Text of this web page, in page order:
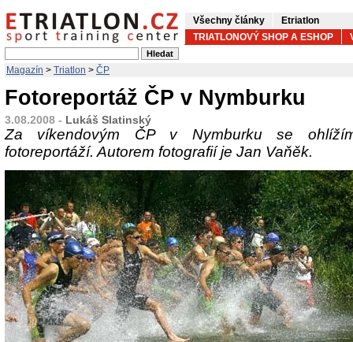
Všechny články
Etriatlon
TRIATLONOVÝ SHOP A ESHOP
Magazín > Triatlon > ČP
Fotoreportáž ČP v Nymburku
3.08.2008 - Lukáš Slatinský
Za víkendovým ČP v Nymburku se
fotoreportáží. Autorem fotografií je Jan Vaňěk.